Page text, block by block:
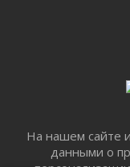
Юхла, мука,
Лето катится с
01 августа 2026
На нашем сайте
данными о